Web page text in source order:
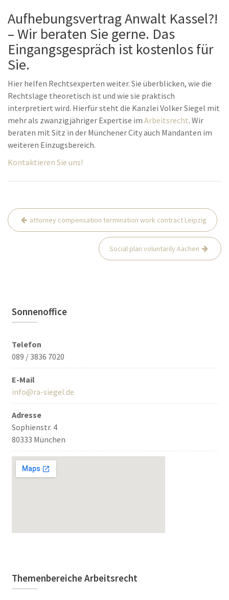
Aufhebungsvertrag Anwalt Kassel?!
– Wir beraten Sie gerne. Das
Eingangsgespräch ist kostenlos für
Sie.
Hier helfen Rechtsexperten weiter. Sie überblicken, wie die
Rechtslage theoretisch ist und wie sie praktisch
interpretiert wird. Hierfür steht die Kanzlei Volker Siegel mit
mehr als zwanzigjähriger Expertise im Arbeitsrecht. Wir
beraten mit Sitz in der Münchener City auch Mandanten im
weiteren Einzugsbereich.
Kontaktieren Sie uns!
Beitrags-
Navigation
attorney compensation termination work contract Leipzig
Social plan voluntarily Aachen
Sonnenoffice
Telefon
089 / 3836 7020
E-Mail
info@ra-siegel.de
Adresse
Sophienstr. 4
80333 München
Themenbereiche Arbeitsrecht